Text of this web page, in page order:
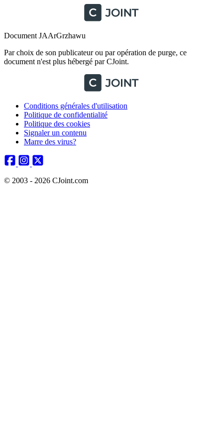
Document JAArGrzhawu
Par choix de son publicateur ou par opération de purge, ce
document n'est plus hébergé par CJoint.
Conditions générales d'utilisation
Politique de confidentialité
Politique des cookies
Signaler un contenu
Marre des virus?
© 2003 - 2026 CJoint.com